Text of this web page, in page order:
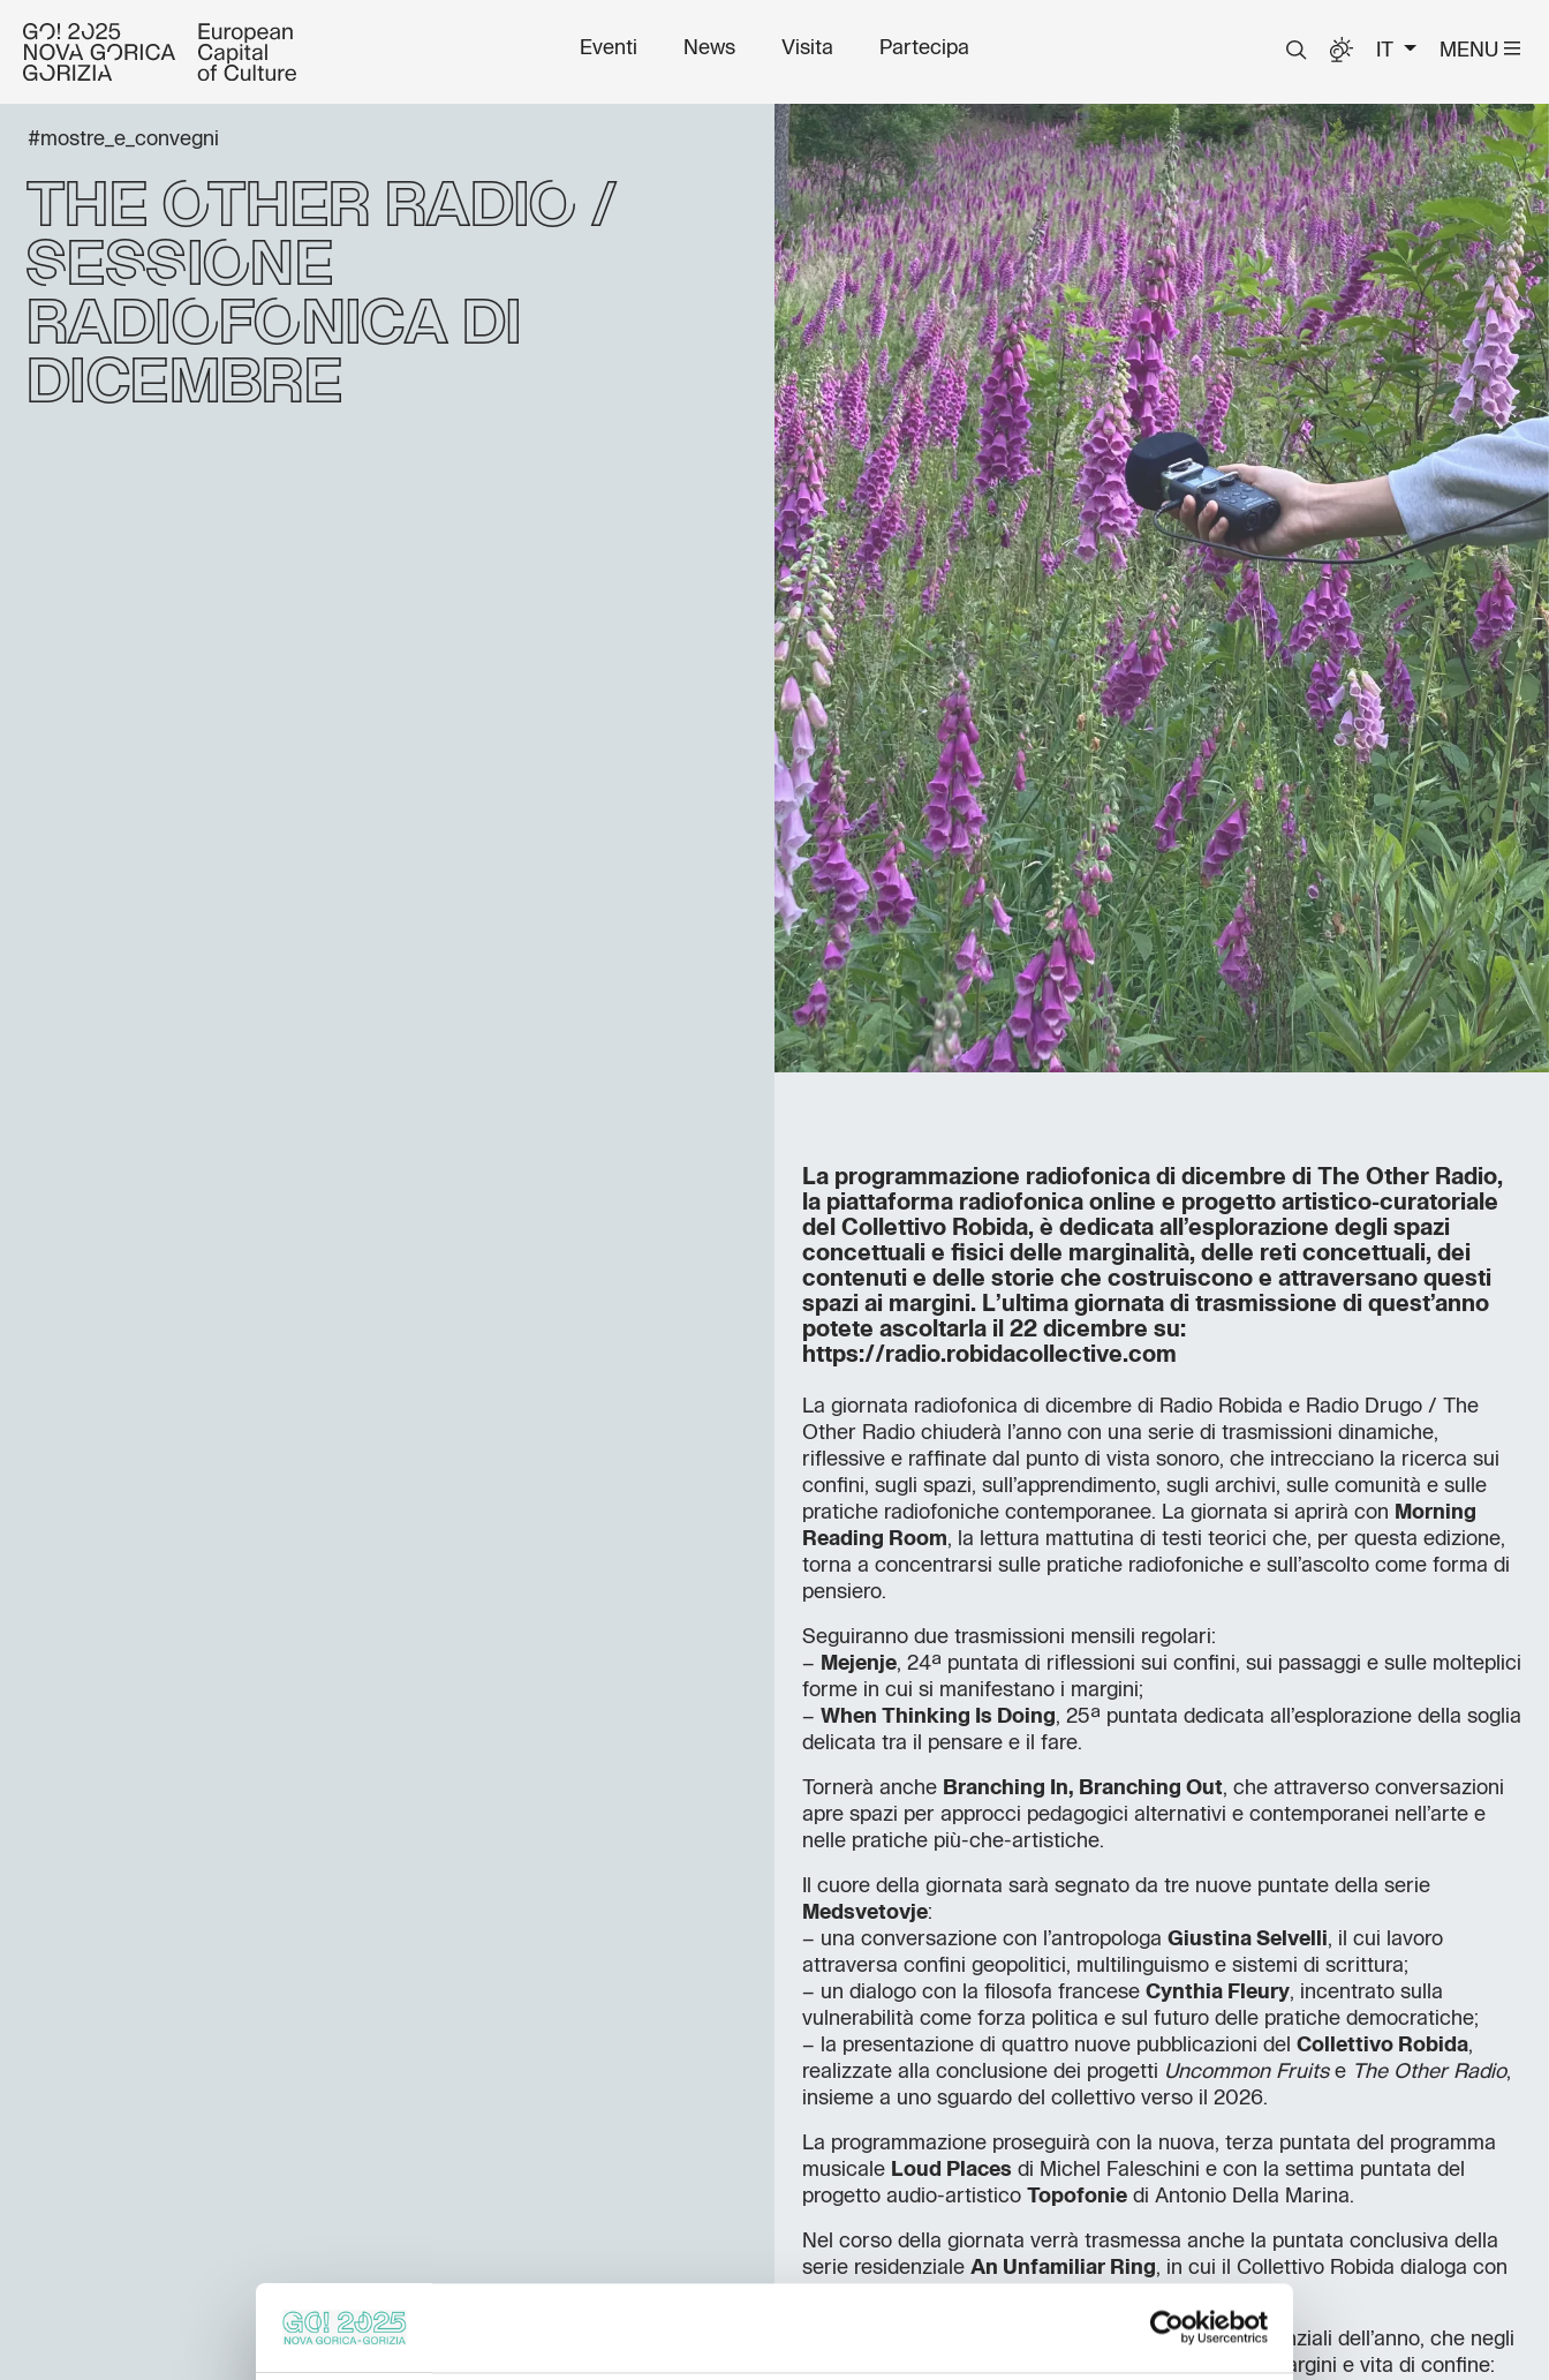
Eventi News Visita Partecipa IT MENU
#mostre_e_convegni
The Other Radio /
Sessione
radiofonica di
dicembre
La programmazione radiofonica di dicembre di The Other Radio,
la piattaforma radiofonica online e progetto artistico-curatoriale
del Collettivo Robida, è dedicata all’esplorazione degli spazi
concettuali e fisici delle marginalità, delle reti concettuali, dei
contenuti e delle storie che costruiscono e attraversano questi
spazi ai margini. L’ultima giornata di trasmissione di quest’anno
potete ascoltarla il 22 dicembre su:
https://radio.robidacollective.com
La giornata radiofonica di dicembre di Radio Robida e Radio Drugo / The
Other Radio chiuderà l’anno con una serie di trasmissioni dinamiche,
riflessive e raffinate dal punto di vista sonoro, che intrecciano la ricerca sui
confini, sugli spazi, sull’apprendimento, sugli archivi, sulle comunità e sulle
pratiche radiofoniche contemporanee. La giornata si aprirà con Morning
Reading Room, la lettura mattutina di testi teorici che, per questa edizione,
torna a concentrarsi sulle pratiche radiofoniche e sull’ascolto come forma di
pensiero.
Seguiranno due trasmissioni mensili regolari:
– Mejenje, 24ª puntata di riflessioni sui confini, sui passaggi e sulle molteplici
forme in cui si manifestano i margini;
– When Thinking Is Doing, 25ª puntata dedicata all’esplorazione della soglia
delicata tra il pensare e il fare.
Tornerà anche Branching In, Branching Out, che attraverso conversazioni
apre spazi per approcci pedagogici alternativi e contemporanei nell’arte e
nelle pratiche più-che-artistiche.
Il cuore della giornata sarà segnato da tre nuove puntate della serie
Medsvetovje:
– una conversazione con l’antropologa Giustina Selvelli, il cui lavoro
attraversa confini geopolitici, multilinguismo e sistemi di scrittura;
– un dialogo con la filosofa francese Cynthia Fleury, incentrato sulla
vulnerabilità come forza politica e sul futuro delle pratiche democratiche;
– la presentazione di quattro nuove pubblicazioni del Collettivo Robida,
realizzate alla conclusione dei progetti Uncommon Fruitse The Other Radio,
insieme a uno sguardo del collettivo verso il 2026.
La programmazione proseguirà con la nuova, terza puntata del programma
musicale Loud Places di Michel Faleschini e con la settima puntata del
progetto audio-artistico Topofonie di Antonio Della Marina.
Nel corso della giornata verrà trasmessa anche la puntata conclusiva della
serie residenziale An Unfamiliar Ring, in cui il Collettivo Robida dialoga con
A dicembre si congedano inoltre le altre serie residenziali dell’anno, che negli
ultimi mesi hanno esplorato le relazioni tra spazio, margini e vita di confine: